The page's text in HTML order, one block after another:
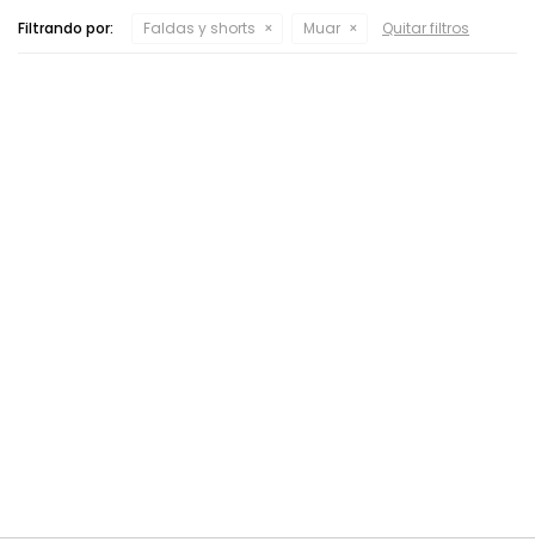
Filtrando por: Faldas y shorts Muar Quitar filtros